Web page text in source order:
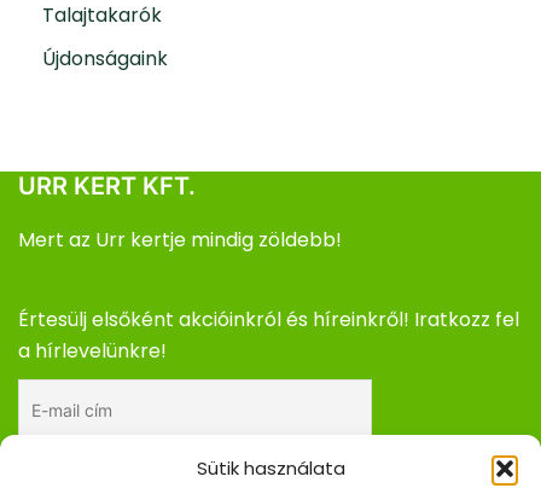
Sütik használata
Talajtakarók
Újdonságaink
URR KERT KFT.
Mert az Urr kertje mindig zöldebb!
Értesülj elsőként akcióinkról és híreinkről! Iratkozz fel
a hírlevelünkre!